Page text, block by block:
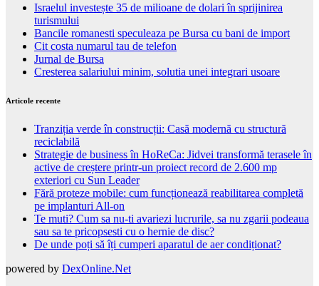
Israelul investește 35 de milioane de dolari în sprijinirea
turismului
Bancile romanesti speculeaza pe Bursa cu bani de import
Cit costa numarul tau de telefon
Jurnal de Bursa
Cresterea salariului minim, solutia unei integrari usoare
Articole recente
Tranziția verde în construcții: Casă modernă cu structură
reciclabilă
Strategie de business în HoReCa: Jidvei transformă terasele în
active de creștere printr-un proiect record de 2.600 mp
exteriori cu Sun Leader
Fără proteze mobile: cum funcționează reabilitarea completă
pe implanturi All-on
Te muti? Cum sa nu-ti avariezi lucrurile, sa nu zgarii podeaua
sau sa te pricopsesti cu o hernie de disc?
De unde poți să îți cumperi aparatul de aer condiționat?
powered by DexOnline.Net